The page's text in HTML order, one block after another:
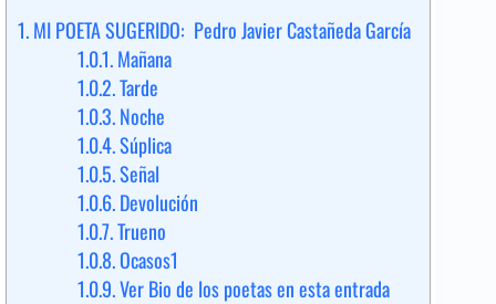
1.MI POETA SUGERIDO: Pedro Javier Castañeda García
1.0.1.Mañana
1.0.2.Tarde
1.0.3.Noche
1.0.4.Súplica
1.0.5.Señal
1.0.6.Devolución
1.0.7.Trueno
1.0.8.Ocasos1
1.0.9.Ver Bio de los poetas en esta entrada